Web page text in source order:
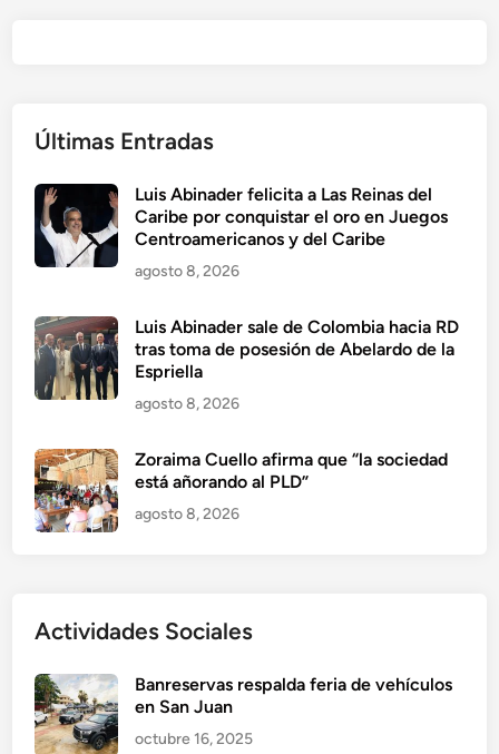
Últimas Entradas
Luis Abinader felicita a Las Reinas del
Caribe por conquistar el oro en Juegos
Centroamericanos y del Caribe
agosto 8, 2026
Luis Abinader sale de Colombia hacia RD
tras toma de posesión de Abelardo de la
Espriella
agosto 8, 2026
Zoraima Cuello afirma que “la sociedad
está añorando al PLD”
agosto 8, 2026
Actividades Sociales
Banreservas respalda feria de vehículos
en San Juan
octubre 16, 2025